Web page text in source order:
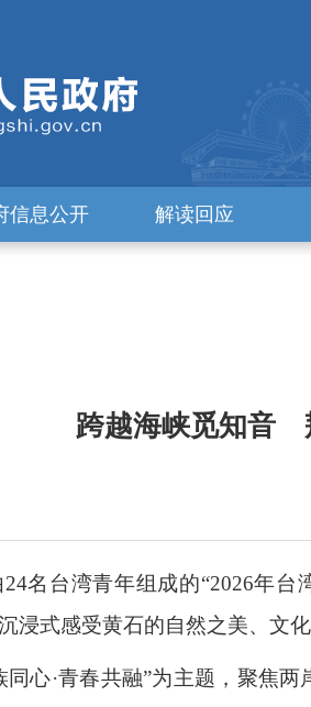
信息公开 解读回应
跨越海峡觅知音
名台湾青年组成的“2026年
浸式感受黄石的自然之美、文
同心·青春共融”为主题，聚焦